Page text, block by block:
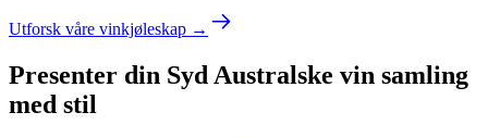
Utforsk våre vinkjøleskap →
Presenter din Syd Australske vin samling
med stil